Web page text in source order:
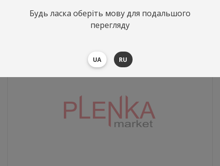
Вартість: 6955 грн.
Будь ласка оберіть мову для подальшого
перегляду
UA RU